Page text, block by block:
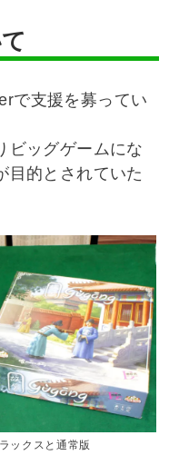
で支援を募ってい
ビッグゲームにな
目的とされていた
ックスと通常版